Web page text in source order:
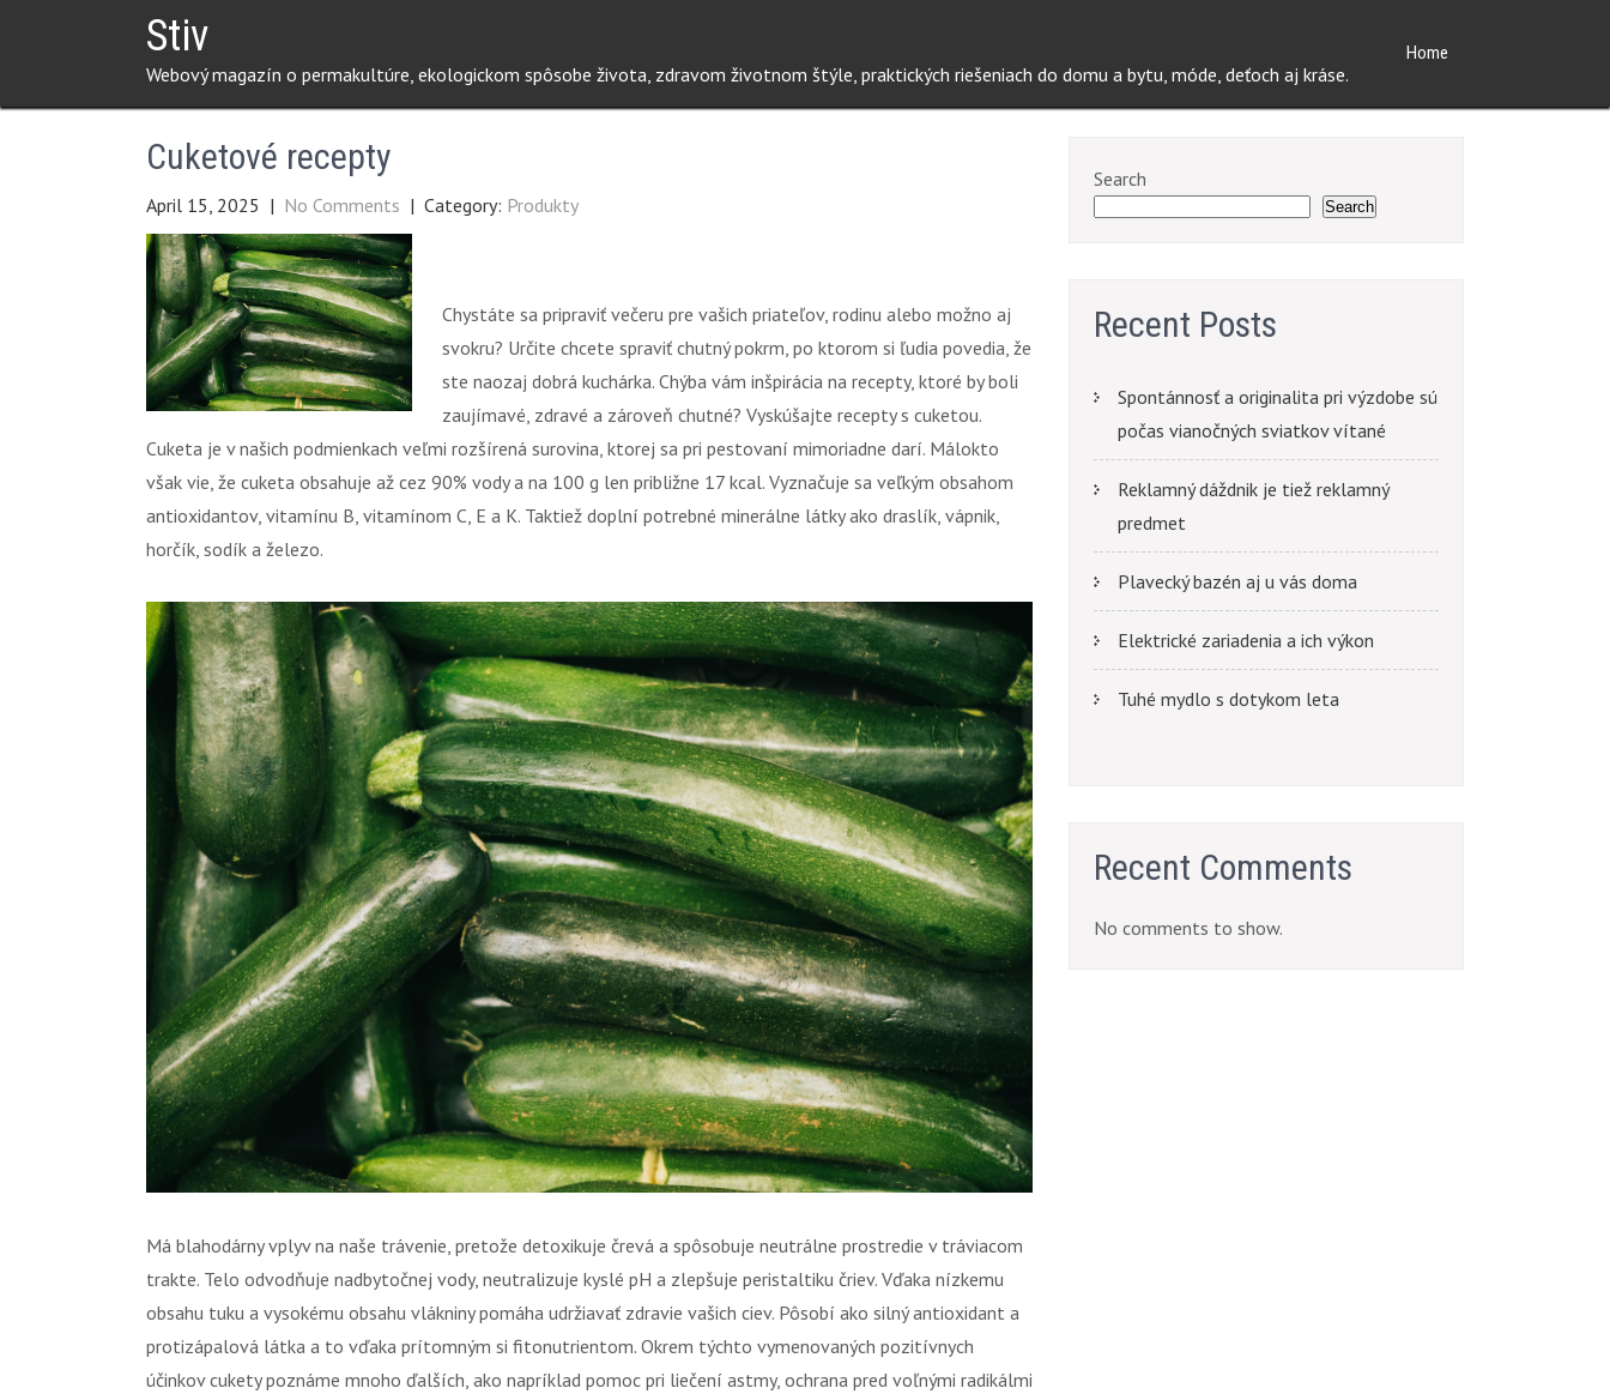
Stiv
Webový magazín o permakultúre, ekologickom spôsobe života, zdravom životnom štýle, praktických riešeniach do domu a bytu, móde, deťoch aj kráse.
Home
Cuketové recepty
April 15, 2025 | No Comments | Category: Produkty
Chystáte sa pripraviť večeru pre vašich priateľov, rodinu alebo možno aj
svokru? Určite chcete spraviť chutný pokrm, po ktorom si ľudia povedia, že
ste naozaj dobrá kuchárka. Chýba vám inšpirácia na recepty, ktoré by boli
zaujímavé, zdravé a zároveň chutné? Vyskúšajte recepty s cuketou.
Cuketa je v našich podmienkach veľmi rozšírená surovina, ktorej sa pri pestovaní mimoriadne darí. Málokto
však vie, že cuketa obsahuje až cez 90% vody a na 100 g len približne 17 kcal. Vyznačuje sa veľkým obsahom
antioxidantov, vitamínu B, vitamínom C, E a K. Taktiež doplní potrebné minerálne látky ako draslík, vápnik,
horčík, sodík a železo.
Má blahodárny vplyv na naše trávenie, pretože detoxikuje črevá a spôsobuje neutrálne prostredie v tráviacom
trakte. Telo odvodňuje nadbytočnej vody, neutralizuje kyslé pH a zlepšuje peristaltiku čriev. Vďaka nízkemu
obsahu tuku a vysokému obsahu vlákniny pomáha udržiavať zdravie vašich ciev. Pôsobí ako silný antioxidant a
protizápalová látka a to vďaka prítomným si fitonutrientom. Okrem týchto vymenovaných pozitívnych
účinkov cukety poznáme mnoho ďalších, ako napríklad pomoc pri liečení astmy, ochrana pred voľnými radikálmi
Search
Search
Recent Posts
Spontánnosť a originalita pri výzdobe sú
počas vianočných sviatkov vítané
Reklamný dáždnik je tiež reklamný
predmet
Plavecký bazén aj u vás doma
Elektrické zariadenia a ich výkon
Tuhé mydlo s dotykom leta
Recent Comments
No comments to show.